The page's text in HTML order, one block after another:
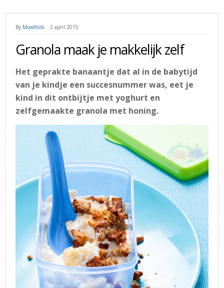
By MoodKids 2 april 2015
Granola maak je makkelijk zelf
Het geprakte banaantje dat al in de babytijd
van je kindje een succesnummer was, eet je
kind in dit ontbijtje met yoghurt en
zelfgemaakte granola met honing.